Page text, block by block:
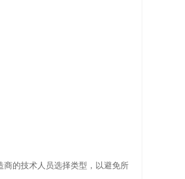
的技术人员选择类型，以避免所